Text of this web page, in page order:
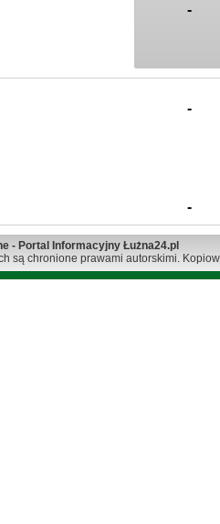
-
-
-
- Portal Informacyjny Łużna24.pl
są chronione prawami autorskimi.